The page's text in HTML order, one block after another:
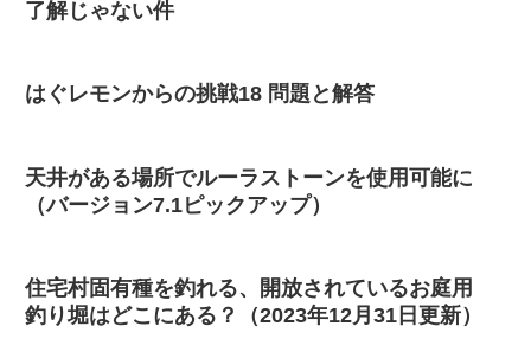
了解じゃない件
はぐレモンからの挑戦18 問題と解答
天井がある場所でルーラストーンを使用可能に
（バージョン7.1ピックアップ）
住宅村固有種を釣れる、開放されているお庭用
釣り堀はどこにある？（2023年12月31日更新）